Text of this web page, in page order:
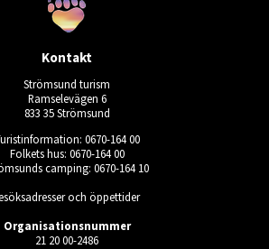
Kontakt
Strömsund turism
Ramselevägen 6
833 35 Strömsund
0670-164 00
Folkets hus: 0670-164 00
camping: 0670-164 10
och öppettider
Organisationsnummer
21 20 00-2486